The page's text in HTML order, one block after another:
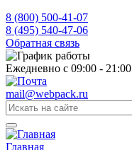
8 (800) 500-41-07
8 (495) 540-47-06
Обратная связь
Ежедневно с 09:00 - 21:00
mail@webpack.ru
Главная